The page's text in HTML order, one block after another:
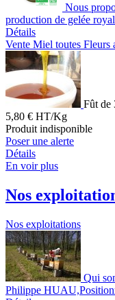
Nous
production de gelée
Détails
Vente Miel toutes Fleurs
Fût de
5,80 € HT/Kg
Produit indisponible
Poser une alerte
Détails
En voir plus
Nos
Nos exploitations
Qui
Philippe